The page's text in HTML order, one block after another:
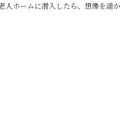
ホームに潜入したら、想像を遥